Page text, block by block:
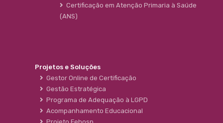
Certificação em Atenção Primaria à Saúde
(ANS)
Projetos e Soluções
Gestor Online de Certificação
Gestão Estratégica
Programa de Adequação à LGPD
Acompanhamento Educacional